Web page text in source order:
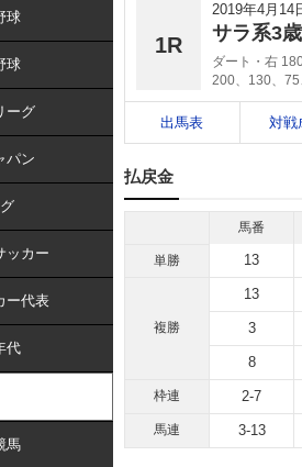
球
球
ーグ
パン
ッカー
ー代表
代
馬
1R
2019年4月14
サラ系3
ダート・右
200、130、75
出馬表 対戦
払戻金
馬番
単勝 13
複勝
13
3
8
枠連 2-7
馬連 3-13